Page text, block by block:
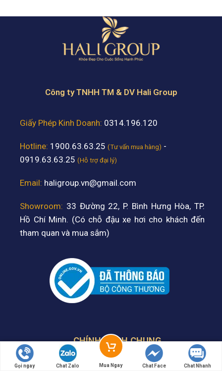
Công ty TNHH TM & DV Hali Group
Giấy Phép Kinh Doanh: 0314.196.120
Hotline: 1900.63.63.25 (Tư vấn mua hàng) -
0919.63.63.25 (Hỗ trợ đại lý)
Email: haligroup.vn@gmail.com
Showroom: 33 Đường 22, P. Bình Hưng Hòa, TP.
Hồ Chí Minh. (Có chỗ đậu xe hơi cho khách đến
tham quan và mua sắm)
CHÍNH SÁCH CHUNG
Chính sách bảo mật
Gọi ngay Chat Zalo Mua Ngay Chat Face Chat Nhanh